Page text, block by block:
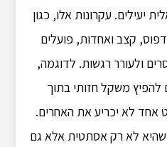
יעילים. עקרונות אלו, כגון
דפוס, קצב ואחדות, פועלים
ולעורר רגשות. לדוגמה,
להפיץ משקל חזותי בתוך
אחד לא יכריע את האחרים.
שהיא לא רק אסתטית אלא גם